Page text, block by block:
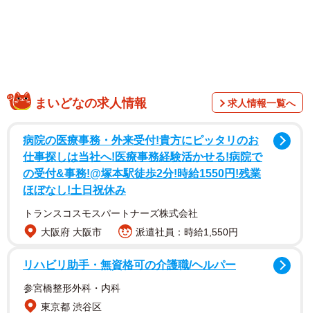
「どこ行ったの飼い主は」「捨てられてるのか
と…」
「バイクでの帰り道、スーパーに放置されたわんこを見つ
けました。かなり腹が立ってしまいました…今後は同じこ
とが起きないよう願うばかりです…」
まいどなの求人情報 求人情報一覧へ
病院の医療事務・外来受付!貴方にピッタリのお
仕事探しは当社へ!医療事務経験活かせる!病院で
の受付&事務!@塚本駅徒歩2分!時給1550円!残業
ほぼなし!土日祝休み
トランスコスモスパートナーズ株式会社
大阪府 大阪市
派遣社員：時給1,550円
リハビリ助手・無資格可の介護職/ヘルパー
参宮橋整形外科・内科
東京都 渋谷区